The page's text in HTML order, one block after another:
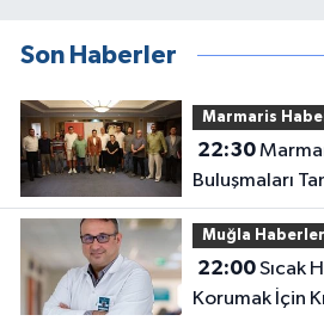
Son Haberler
Marmaris
22:30Marmaris’te Ortak Akıl
Buluşmaları
Muğla
22:00Sıcak Havalarda Sağlığı
Korumak İçin